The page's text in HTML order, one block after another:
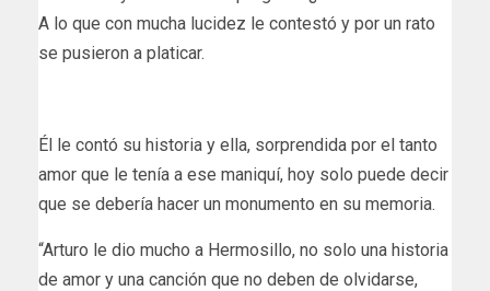
A lo que con mucha lucidez le contestó y por un rato
se pusieron a platicar.
Él le contó su historia y ella, sorprendida por el tanto
amor que le tenía a ese maniquí, hoy solo puede decir
que se debería hacer un monumento en su memoria.
“Arturo le dio mucho a Hermosillo, no solo una historia
de amor y una canción que no deben de olvidarse,